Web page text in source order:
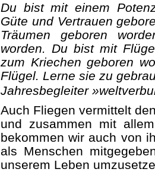
Du bist mit einem
Güte und Vertrauen
Träumen geboren
worden. Du bist mit
zum Kriechen geboren
Flügel. Lerne sie zu
Jahresbegleiter
Auch Fliegen vermittelt
und zusammen mit
bekommen wir auch von
als Menschen
unserem Leben